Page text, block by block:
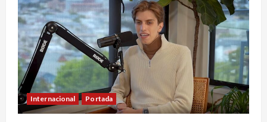
Internacional Portada